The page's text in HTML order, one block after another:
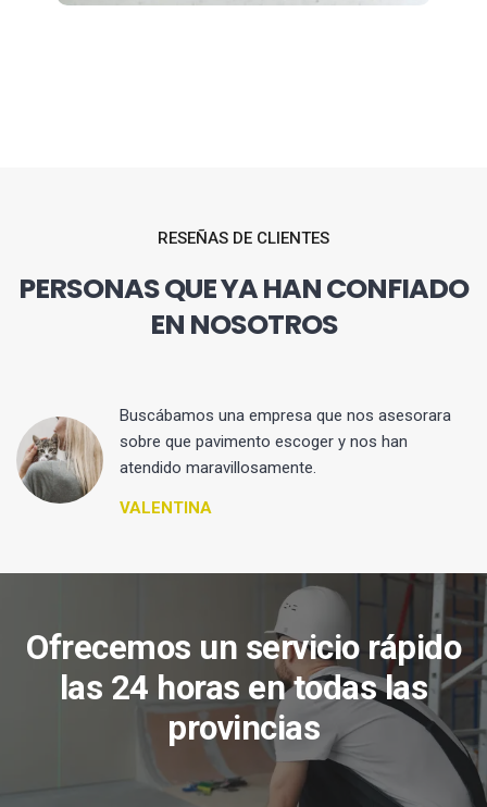
RESEÑAS DE CLIENTES
PERSONAS QUE YA HAN CONFIADO
EN NOSOTROS
Buscábamos una empresa que nos asesorara
sobre que pavimento escoger y nos han
atendido maravillosamente.
VALENTINA
Ofrecemos un servicio rápido
las 24 horas en todas las
provincias